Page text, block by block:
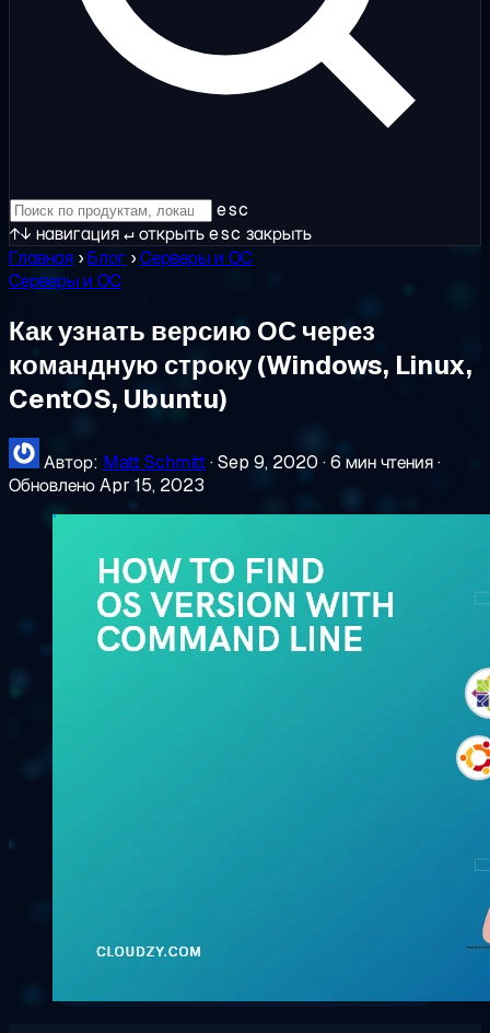
esc
↑↓ навигация↵открытьesc закрыть
Главная ›Блог ›Серверы и ОС
Серверы и ОС
Как узнать версию ОС через
командную строку (Windows, Linux,
CentOS, Ubuntu)
Автор: Matt Schmitt·Sep 9, 2020 ·6 мин чтения·
Обновлено Apr 15, 2023